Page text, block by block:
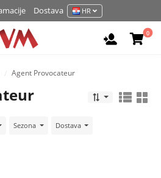
Dostava HR
Prijavite
0
Agent Provocateur
Sezona Dostava